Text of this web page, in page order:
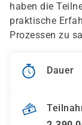
haben die
praktische
Prozessen zu
Dauer